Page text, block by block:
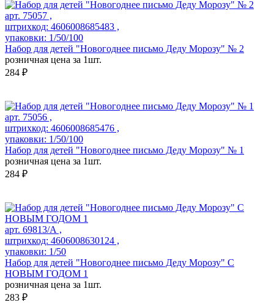
арт. 75057 ,
штрихкод: 4606008685483 ,
упаковки: 1/50/100
Набор для детей "Новогоднее письмо Деду Морозу" № 2
розничная цена за 1шт.
284 ₽
арт. 75056 ,
штрихкод: 4606008685476 ,
упаковки: 1/50/100
Набор для детей "Новогоднее письмо Деду Морозу" № 1
розничная цена за 1шт.
284 ₽
арт. 69813/А ,
штрихкод: 4606008630124 ,
упаковки: 1/50
Набор для детей "Новогоднее письмо Деду Морозу" С
НОВЫМ ГОДОМ 1
розничная цена за 1шт.
283 ₽